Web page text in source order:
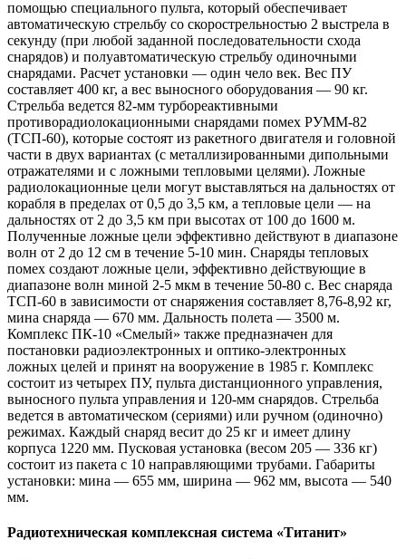
помощью специального пульта, который обеспечивает
автоматическую стрельбу со скорострельностью 2 выстрела в
секунду (при любой заданной последовательности схода
снарядов) и полуавтоматическую стрельбу одиночными
снарядами. Расчет установки — один чело век. Вес ПУ
составляет 400 кг, а вес выносного оборудования — 90 кг.
Стрельба ведется 82-мм турбореактивными
противорадиолокационными снарядами помех РУММ-82
(ТСП-60), которые состоят из ракетного двигателя и головной
части в двух вариантах (с металлизированными дипольными
отражателями и с ложными тепловыми целями). Ложные
радиолокационные цели могут выставляться на дальностях от
корабля в пределах от 0,5 до 3,5 км, а тепловые цели — на
дальностях от 2 до 3,5 км при высотах от 100 до 1600 м.
Полученные ложные цели эффективно действуют в диапазоне
волн от 2 до 12 см в течение 5-10 мин. Снаряды тепловых
помех создают ложные цели, эффективно действующие в
диапазоне волн миной 2-5 мкм в течение 50-80 с. Вес снаряда
ТСП-60 в зависимости от снаряжения составляет 8,76-8,92 кг,
мина снаряда — 670 мм. Дальность полета — 3500 м.
Комплекс ПК-10 «Смелый» также предназначен для
постановки радиоэлектронных и оптико-электронных
ложных целей и принят на вооружение в 1985 г. Комплекс
состоит из четырех ПУ, пульта дистанционного управления,
выносного пульта управления и 120-мм снарядов. Стрельба
ведется в автоматическом (сериями) или ручном (одиночно)
режимах. Каждый снаряд весит до 25 кг и имеет длину
корпуса 1220 мм. Пусковая установка (весом 205 — 336 кг)
состоит из пакета с 10 направляющими трубами. Габариты
установки: мина — 655 мм, ширина — 962 мм, высота — 540
мм.
Радиотехническая комплексная система «Титанит»